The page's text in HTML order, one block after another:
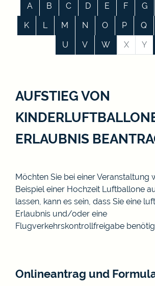
A
B C D E F G
K
L M N O P Q
U
V W X Y
AUFSTIEG VON
ERLAUBNIS
Möchten Sie bei einer Veranstaltung
Beispiel einer Hochzeit Luftballone
lassen, kann es sein, dass Sie eine
Erlaubnis und/oder eine
Flugverkehrskontrollfreigabe
Onlineantrag und